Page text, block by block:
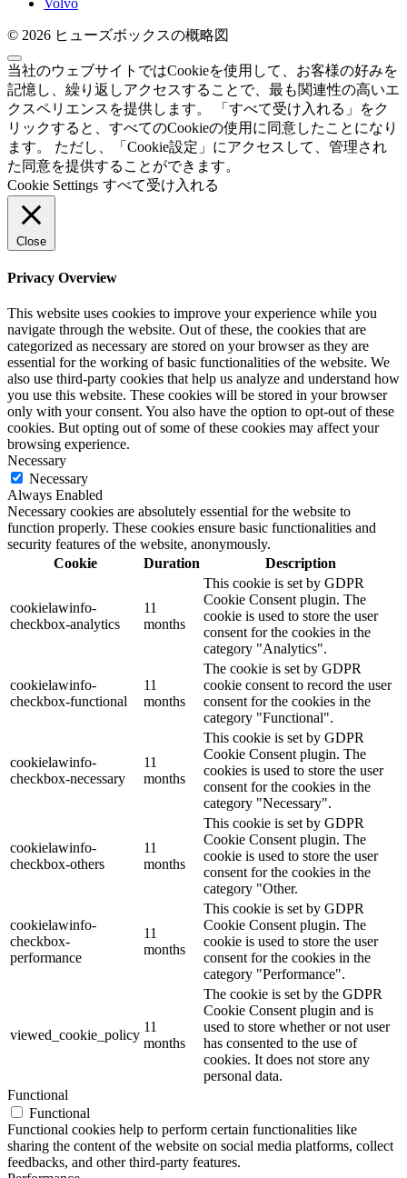
© 2026 ヒューズボックスの概略図
当社のウェブサイトではCookieを使用して、お客様の好みを
記憶し、繰り返しアクセスすることで、最も関連性の高いエ
クスペリエンスを提供します。 「すべて受け入れる」をク
リックすると、すべてのCookieの使用に同意したことになり
ます。 ただし、「Cookie設定」にアクセスして、管理され
た同意を提供することができます。
Cookie Settings すべて受け入れる
Close
Privacy Overview
This website uses cookies to improve your experience while you
navigate through the website. Out of these, the cookies that are
categorized as necessary are stored on your browser as they are
essential for the working of basic functionalities of the website. We
also use third-party cookies that help us analyze and understand how
you use this website. These cookies will be stored in your browser
only with your consent. You also have the option to opt-out of these
cookies. But opting out of some of these cookies may affect your
browsing experience.
Necessary
Necessary
Always Enabled
Necessary cookies are absolutely essential for the website to
function properly. These cookies ensure basic functionalities and
security features of the website, anonymously.
Cookie
Duration Description
cookielawinfo-
checkbox-analytics
11
months
This cookie is set by GDPR
Cookie Consent plugin. The
cookie is used to store the user
consent for the cookies in the
category "Analytics".
cookielawinfo-
checkbox-functional
11
months
The cookie is set by GDPR
cookie consent to record the user
consent for the cookies in the
category "Functional".
cookielawinfo-
checkbox-necessary
11
months
This cookie is set by GDPR
Cookie Consent plugin. The
cookies is used to store the user
consent for the cookies in the
category "Necessary".
cookielawinfo-
checkbox-others
11
months
This cookie is set by GDPR
Cookie Consent plugin. The
cookie is used to store the user
consent for the cookies in the
category "Other.
cookielawinfo-
checkbox-
performance
11
months
This cookie is set by GDPR
Cookie Consent plugin. The
cookie is used to store the user
consent for the cookies in the
category "Performance".
viewed_cookie_policy
11
months
The cookie is set by the GDPR
Cookie Consent plugin and is
used to store whether or not user
has consented to the use of
cookies. It does not store any
personal data.
Functional
Functional
Functional cookies help to perform certain functionalities like
sharing the content of the website on social media platforms, collect
feedbacks, and other third-party features.